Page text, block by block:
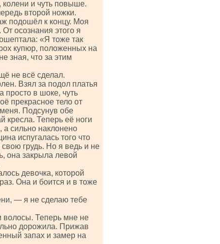
и чуть повыше.
второй ножки.
подошёл к концу. Моя
осознания этого я
«Я тоже так
купюр, положенных на
зная, что за этим
не всё сделал.
Взял за подол платья
просто в шоке, чуть
прекрасное тело от
Подсунув обе
кресла. Теперь её ноги
а сильно наклонено
испугалась того что
грудь. Но я ведь и не
она закрыла левой
девочка, которой
Она и боится и в тоже
— я не сделаю тебе
волосы. Теперь мне не
дорожила. Прижав
запах и замер на